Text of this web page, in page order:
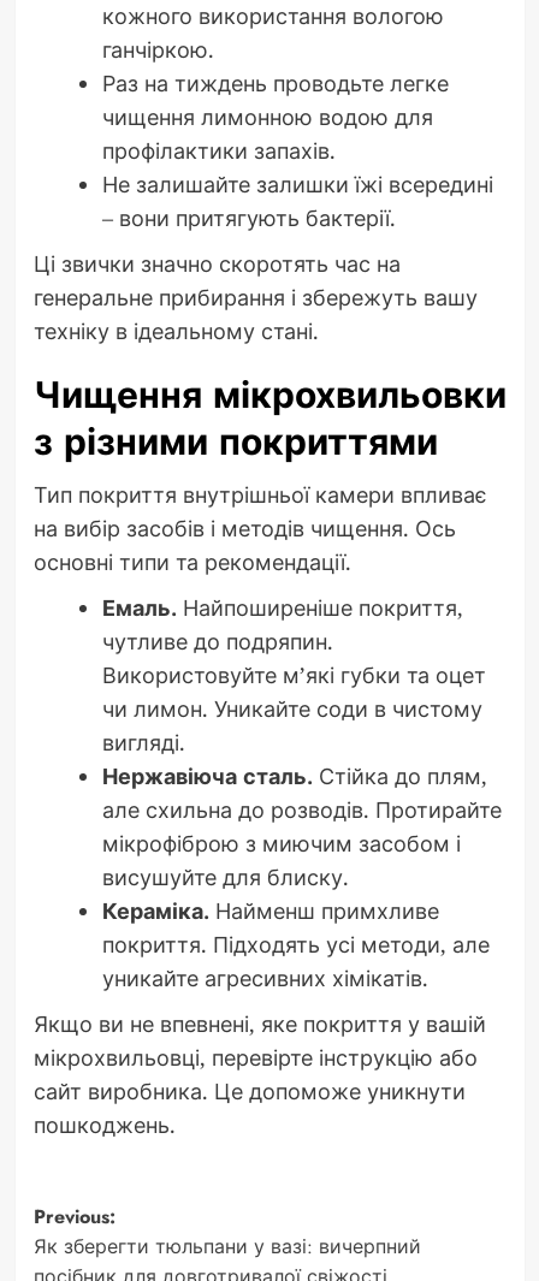
кожного використання вологою
ганчіркою.
Раз на тиждень проводьте легке
чищення лимонною водою для
профілактики запахів.
Не залишайте залишки їжі всередині
– вони притягують бактерії.
Ці звички значно скоротять час на
генеральне прибирання і збережуть вашу
техніку в ідеальному стані.
Чищення мікрохвильовки
з різними покриттями
Тип покриття внутрішньої камери впливає
на вибір засобів і методів чищення. Ось
основні типи та рекомендації.
Емаль. Найпоширеніше покриття,
чутливе до подряпин.
Використовуйте м’які губки та оцет
чи лимон. Уникайте соди в чистому
вигляді.
Нержавіюча сталь. Стійка до плям,
але схильна до розводів. Протирайте
мікрофіброю з миючим засобом і
висушуйте для блиску.
Кераміка. Найменш примхливе
покриття. Підходять усі методи, але
уникайте агресивних хімікатів.
Якщо ви не впевнені, яке покриття у вашій
мікрохвильовці, перевірте інструкцію або
сайт виробника. Це допоможе уникнути
пошкоджень.
Post
Previous:
Як зберегти тюльпани у вазі: вичерпний